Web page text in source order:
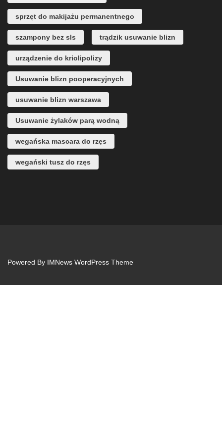
sprzęt do makijażu permanentnego
szampony bez sls trądzik usuwanie blizn
urządzenie do kriolipolizy
Usuwanie blizn pooperacyjnych
usuwanie blizn warszawa
Usuwanie żylaków parą wodną
wegańska mascara do rzęs
wegański tusz do rzęs
Powered By IMNews WordPress Theme